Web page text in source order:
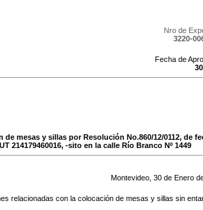
Nro de
3220-
Fecha de
30
mesas y sillas por Resolución No.860/12/0112, de
214179460016, -sito en la calle Río Branco Nº 1449
Montevideo, 30 de Enero
relacionadas con la colocación de mesas y sillas sin